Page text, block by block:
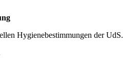
Hygienebestimmungen der UdS.